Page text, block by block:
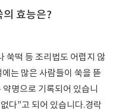
효능은?
쑥떡 등 조리법도 어렵지 않
는 많은 사람들이 쑥을 뜯
약명으로 기록되어 있습니
다”고 되어 있습니다.경락